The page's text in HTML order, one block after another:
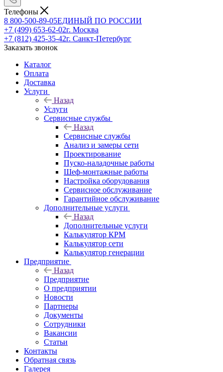
Телефоны
8 800-500-89-05ЕДИНЫЙ ПО РОССИИ
+7 (499) 653-62-02г. Москва
+7 (812) 425-35-42г. Санкт-Петербург
Заказать звонок
Каталог
Оплата
Доставка
Услуги
Назад
Услуги
Сервисные службы
Назад
Сервисные службы
Анализ и замеры сети
Проектирование
Пуско-наладочные работы
Шеф-монтажные работы
Настройка оборудования
Сервисное обслуживание
Гарантийное обслуживание
Дополнительные услуги
Назад
Дополнительные услуги
Калькулятор КРМ
Калькулятор сети
Калькулятор генерации
Предприятие
Назад
Предприятие
О предприятии
Новости
Партнеры
Документы
Сотрудники
Вакансии
Статьи
Контакты
Обратная связь
Галерея